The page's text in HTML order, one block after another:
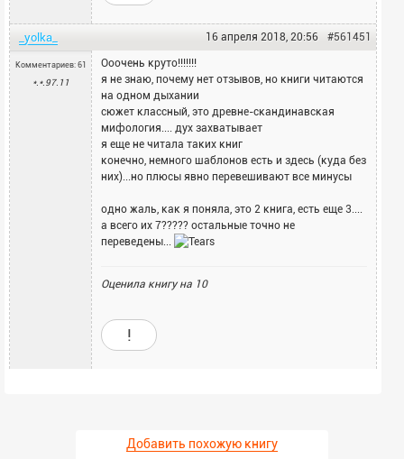
_yolka_ #561451
16 апреля 2018, 20:56
Комментариев: 61
*.*.97.11
Ооочень круто!!!!!!!
я не знаю, почему нет отзывов, но книги читаются
на одном дыхании
сюжет классный, это древне-скандинавская
мифология.... дух захватывает
я еще не читала таких книг
конечно, немного шаблонов есть и здесь (куда без
них)...но плюсы явно перевешивают все минусы
одно жаль, как я поняла, это 2 книга, есть еще 3....
а всего их 7????? остальные точно не
переведены...
Оценила книгу на 10
!
Добавить похожую книгу